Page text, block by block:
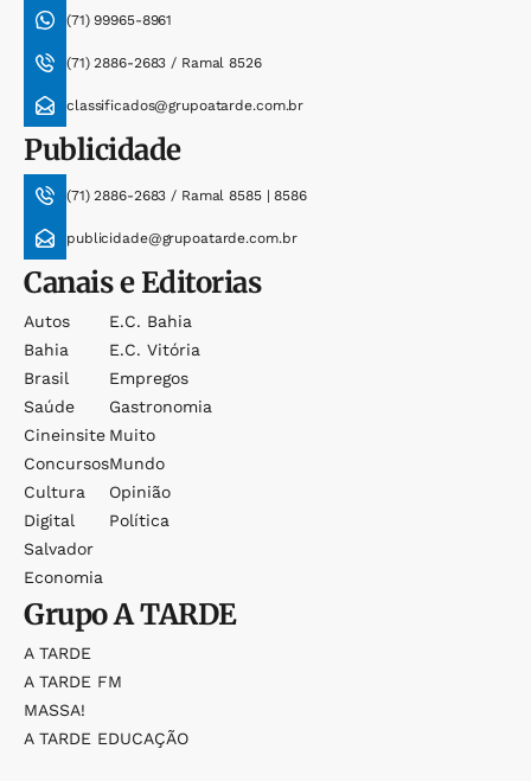
(71) 99965-8961
(71) 2886-2683 / Ramal 8526
classificados@grupoatarde.com.br
Publicidade
(71) 2886-2683 / Ramal 8585 | 8586
publicidade@grupoatarde.com.br
Canais e Editorias
Autos
Bahia
Brasil
Saúde
Cineinsite
Concursos
Cultura
Digital
Salvador
Economia
E.c. Bahia
E.c. Vitória
Empregos
Gastronomia
Muito
Mundo
Opinião
Política
GrupoA TARDE
A TARDE
A TARDE FM
MASSA!
A TARDE EDUCAÇÃO